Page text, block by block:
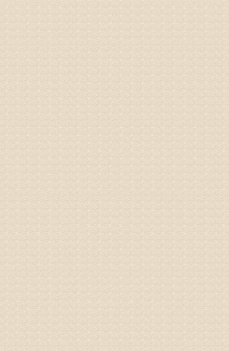
专家回
你好，
底康复
姓名
专家回
电话：
病情描
专家回
院直接
病情描
都不理
专家回
况，不
姓名
病情描
专家回
正骨、